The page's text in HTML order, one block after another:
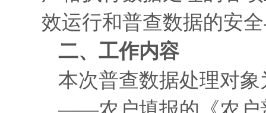
效运行和普查数据的安
二、工作内容
本次普查数据处理对